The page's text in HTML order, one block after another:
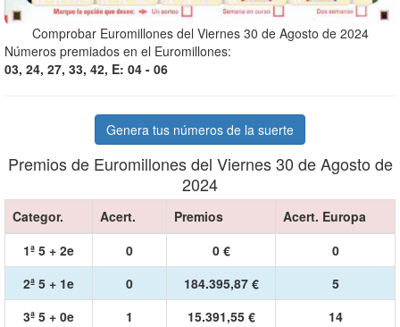
Comprobar Euromillones del Viernes 30 de Agosto de 2024
Números premiados en el Euromillones:
03, 24, 27, 33, 42, E: 04 - 06
Genera tus números de la suerte
Premios de Euromillones del Viernes 30 de Agosto de
2024
Categor. Acert. Premios
Acert. Europa
1ª 5 + 2e
0 0 €
0
2ª 5 + 1e
0 184.395,87 €
5
3ª 5 + 0e
1 15.391,55 €
14